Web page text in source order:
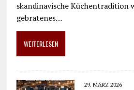
skandinavische Küchentradition
gebratenes…
WEITERLESEN
29. MÄRZ 2026